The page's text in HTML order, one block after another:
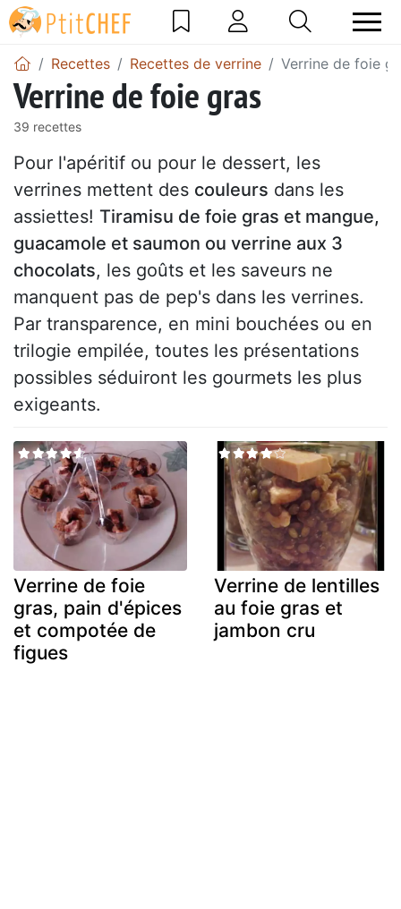
Recettes Recettes de verrine Verrine de foie
Verrine de foie gras
39 recettes
Pour l'apéritif ou pour le dessert, les
verrines mettent des couleurs dans les
assiettes! Tiramisu de foie gras et mangue,
guacamole et saumon ou verrine aux 3
chocolats, les goûts et les saveurs ne
manquent pas de pep's dans les verrines.
Par transparence, en mini bouchées ou en
trilogie empilée, toutes les présentations
possibles séduiront les gourmets les plus
exigeants.
Verrine de foie
gras, pain d'épices
et compotée de
figues
Verrine de lentilles
au foie gras et
jambon cru